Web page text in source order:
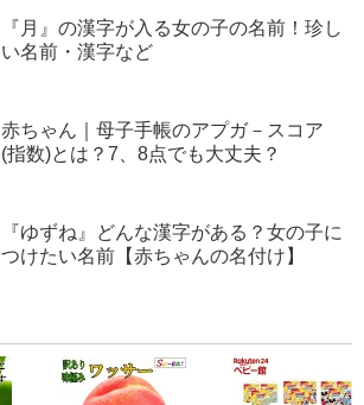
『月』の漢字が入る女の子の名前！珍し
い名前・漢字など
赤ちゃん｜母子手帳のアプガ－スコア
(指数)とは？7、8点でも大丈夫？
『ゆずね』どんな漢字がある？女の子に
つけたい名前【赤ちゃんの名付け】